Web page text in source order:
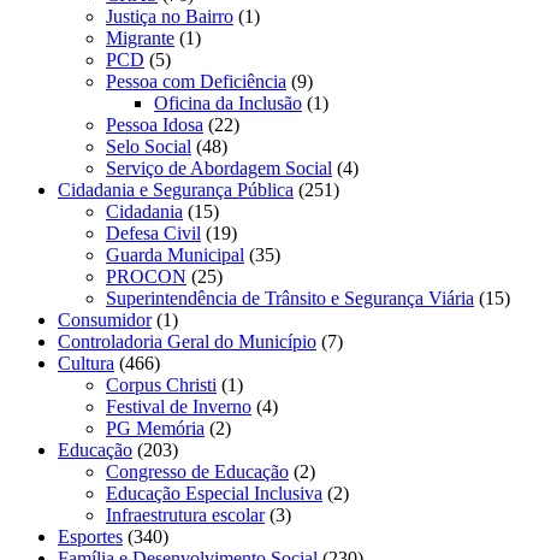
Justiça no Bairro (1)
Migrante (1)
PCD (5)
Pessoa com Deficiência (9)
Oficina da Inclusão (1)
Pessoa Idosa (22)
Selo Social (48)
Serviço de Abordagem Social (4)
Cidadania e Segurança Pública (251)
Cidadania (15)
Defesa Civil (19)
Guarda Municipal (35)
PROCON (25)
Superintendência de Trânsito e Segurança Viária (15)
Consumidor(1)
Controladoria Geral do Município (7)
Cultura (466)
Corpus Christi (1)
Festival de Inverno (4)
PG Memória (2)
Educação (203)
Congresso de Educação (2)
Educação Especial Inclusiva (2)
Infraestrutura escolar(3)
Esportes (340)